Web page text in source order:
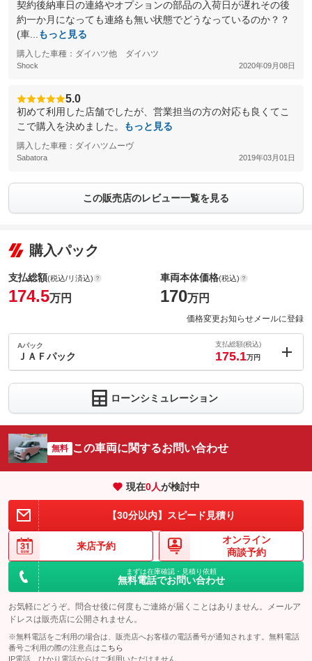
契約後納車日の連絡やオプションの部品の入荷日が遅れその後
約一か月になっても連絡も無い状態でどうなっているのか？？
(車...
もっと見る
購入した車種：ダイハツ他 ダイハツ
Shock 2020年09月08日
5.0
初めて利用した店舗でしたが、営業担当の方の対応も良くてこ
こで購入を決めました。
もっと見る
購入した車種：ダイハツムーヴ
Sabatora 2019年03月01日
この販売店のレビュー一覧を見る
購入パック
支払総額(税込/リ済込)
174.5万円
車両本体価格(税込)
170万円
価格変更お知らせメールに登録
Aパック
ＪＡＦパック
支払総額(税込)
175.1万円
0.6 万円
車両本体価
格
ＪＡＦへのご加入で、「バッテリー上がり」「キーとじ込み」な
ど年中無休・２４時間対応。安心なカーライフサポートを力強く
お手伝いします！
備考 －
このパックの見積もり依頼（無料）
ローンシミュレーション
無料 この車両に関するお問い合わせ
現在0人が検討中
【30分以内】スピード見積り
来店予約
オンライン
商談予約
まずは在庫確認・見積り依頼
無料電話でお問い合わせ
お気軽にどうぞ。問合せ後に何度もご連絡が届くことはありません。メールア
ドレスは販売店に公開されません。
※無料電話をご利用の場合は、販売店へお客様の電話番号が通知されます。無料電話
番号ご利用の際の注意点は こちら
IP電話、ひかり電話からはご利用いただけません。